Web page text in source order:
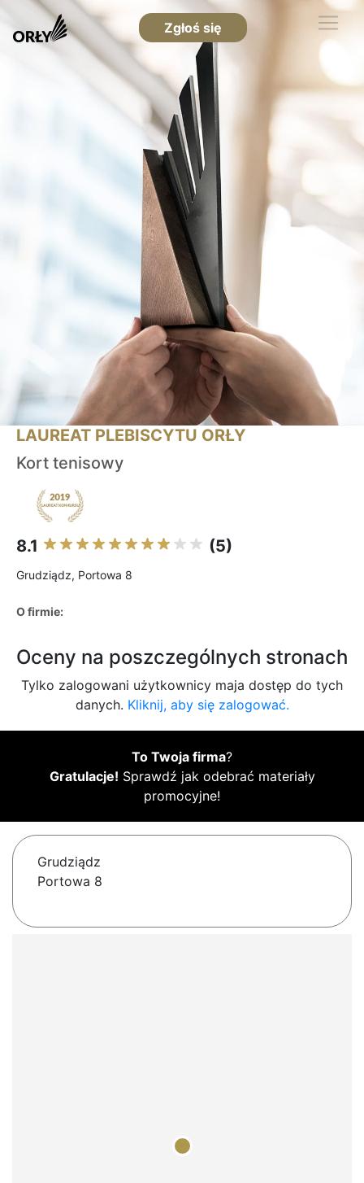
Zgłoś się
LAUREAT PLEBISCYTU ORŁY
Kort tenisowy
8.1 (5)
Grudziądz, Portowa 8
O firmie:
Oceny na poszczególnych stronach
Tylko zalogowani użytkownicy maja dostęp do tych
danych. Kliknij, aby się zalogować.
To Twoja firma?
Gratulacje! Sprawdź jak odebrać materiały
promocyjne!
Grudziądz
Portowa 8